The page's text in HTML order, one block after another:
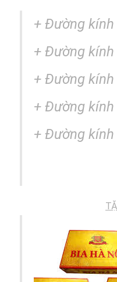
+ Đường kính
+ Đường kính
+ Đường kính
+ Đường kính
+ Đường kính